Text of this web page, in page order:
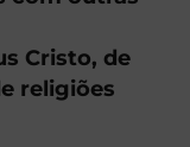
Cristo, de
religiões